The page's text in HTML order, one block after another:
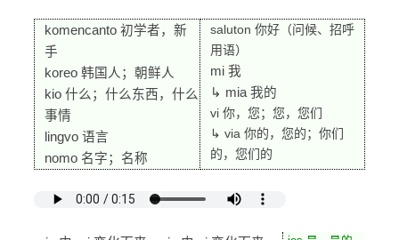
komencanto 初学者，新
手
koreo 韩国人；朝鲜人
kio 什么；什么东西，什么
事情
lingvo 语言
nomo 名字；名称
saluton 你好（问候、招呼
用语）
mi 我
↳ mia 我的
vi 你，您；您，您们
↳ via 你的，您的；你们
的，您们的